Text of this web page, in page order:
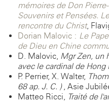
mémoires de Don
Souvenirs et Pensées.
rencontre du Christ,
Dorian Malovic : Le
de Dieu en Chine
D. Malovic, Mgr Zen, un
avec le cardinal de Hong
P. Perrier, X. Walter,
68 ap. J. C. ), Asie
Matteo Ricci, Traité de